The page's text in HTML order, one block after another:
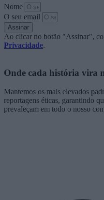
Nome
O seu email
Assinar
Ao clicar no botão "Assinar",
Privacidade.
Onde cada história vira
Mantemos os mais elevados
reportagens éticas, garantindo
prevaleçam em todo o nosso